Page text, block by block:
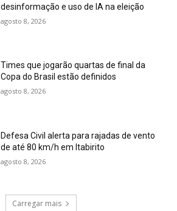
desinformação e uso de IA na eleição
agosto 8, 2026
Times que jogarão quartas de final da
Copa do Brasil estão definidos
agosto 8, 2026
Defesa Civil alerta para rajadas de vento
de até 80 km/h em Itabirito
agosto 8, 2026
Carregar mais